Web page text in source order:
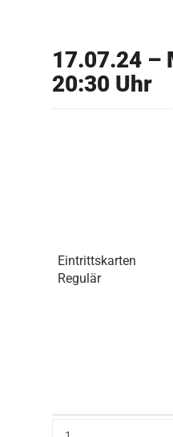
17.07.24 –
20:30 Uhr
Eintrittskarten
Regulär